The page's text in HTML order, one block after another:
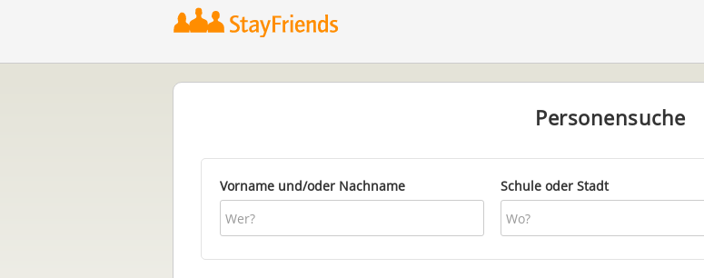
Personensuche
Vorname und/oder Nachname Schule oder Stadt